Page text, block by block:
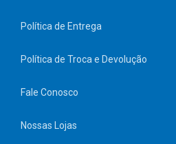
Política de Entrega
Política de Troca e Devolução
Fale Conosco
Nossas Lojas